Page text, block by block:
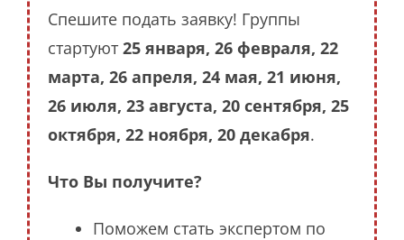
Спешите подать заявку! Группы
стартуют 25 января, 26 февраля, 22
марта, 26 апреля, 24 мая, 21 июня,
26 июля, 23 августа, 20 сентября, 25
октября, 22 ноября, 20 декабря.
Что Вы получите?
Поможем стать экспертом по